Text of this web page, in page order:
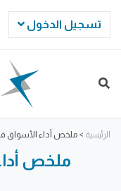
تسجيل الدخول
الرئيسية > ملخص أداء الأسواق
ملخص